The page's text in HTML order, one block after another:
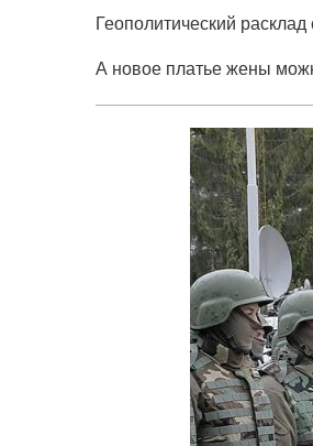
Геополитический
А новое платье жены